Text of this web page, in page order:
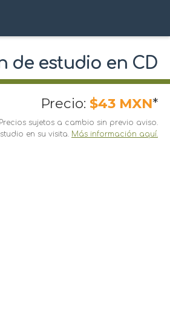
de estudio en CD
Precio: $43 MXN*
sujetos a cambio sin previo aviso.
en su visita. Más información aquí.